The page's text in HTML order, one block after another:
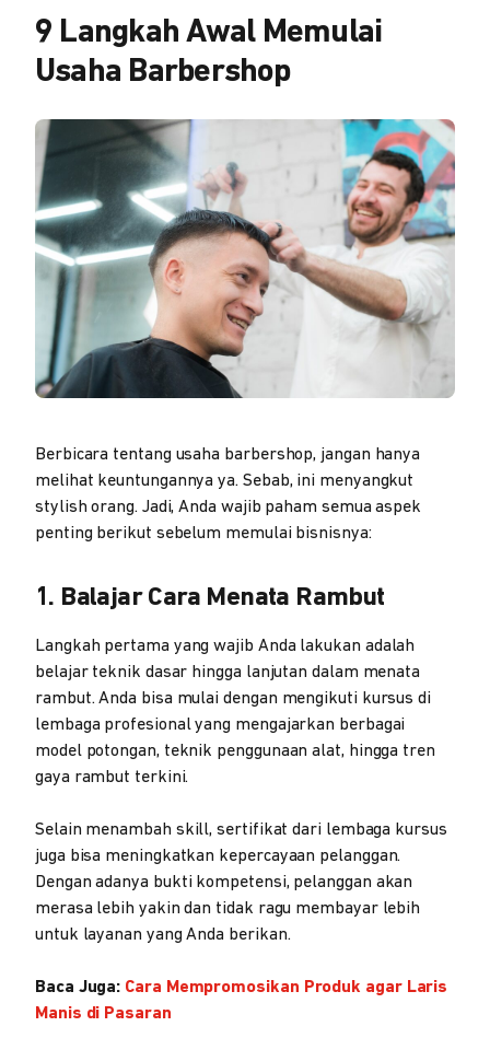
9 Langkah Awal Memulai
Usaha Barbershop
Berbicara tentang usaha barbershop, jangan hanya
melihat keuntungannya ya. Sebab, ini menyangkut
stylish orang. Jadi, Anda wajib paham semua aspek
penting berikut sebelum memulai bisnisnya:
1. Balajar Cara Menata Rambut
Langkah pertama yang wajib Anda lakukan adalah
belajar teknik dasar hingga lanjutan dalam menata
rambut. Anda bisa mulai dengan mengikuti kursus di
lembaga profesional yang mengajarkan berbagai
model potongan, teknik penggunaan alat, hingga tren
gaya rambut terkini.
Selain menambah skill, sertifikat dari lembaga kursus
juga bisa meningkatkan kepercayaan pelanggan.
Dengan adanya bukti kompetensi, pelanggan akan
merasa lebih yakin dan tidak ragu membayar lebih
untuk layanan yang Anda berikan.
Baca Juga: Cara Mempromosikan Produk agar Laris
Manis di Pasaran